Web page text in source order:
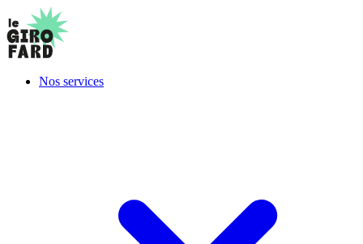
Nos services